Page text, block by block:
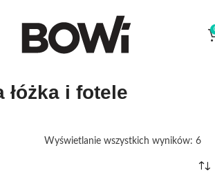
łóżka i fotele
Wyświetlanie wszystkich wyników: 6